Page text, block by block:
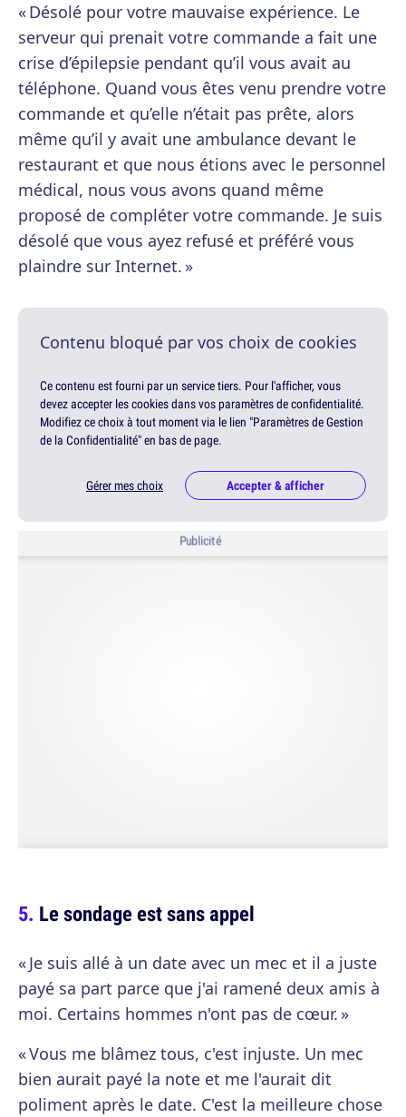
« Désolé pour votre mauvaise expérience. Le
serveur qui prenait votre commande a fait une
crise d’épilepsie pendant qu’il vous avait au
téléphone. Quand vous êtes venu prendre votre
commande et qu’elle n’était pas prête, alors
même qu’il y avait une ambulance devant le
restaurant et que nous étions avec le personnel
médical, nous vous avons quand même
proposé de compléter votre commande. Je suis
désolé que vous ayez refusé et préféré vous
plaindre sur Internet. »
Contenu bloqué par vos choix de cookies
Ce contenu est fourni par un service tiers. Pour l'afficher, vous
devez accepter les cookies dans vos paramètres de confidentialité.
Modifiez ce choix à tout moment via le lien "Paramètres de Gestion
de la Confidentialité" en bas de page.
Gérer mes choix Accepter & afficher
Publicité
Le sondage est sans appel
« Je suis allé à un date avec un mec et il a juste
payé sa part parce que j'ai ramené deux amis à
moi. Certains hommes n'ont pas de cœur. »
« Vous me blâmez tous, c'est injuste. Un mec
bien aurait payé la note et me l'aurait dit
poliment après le date. C'est la meilleure chose